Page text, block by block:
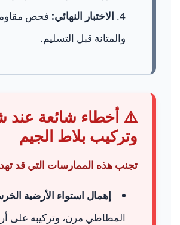
الاختبار النهائي: فحص
والمتانة قبل التسليم.
⚠️ أخطاء شائعة عند
وتركيب بلاط الجيم
تجنب هذه الممارسات التي قد
إهمال استواء الأرضية
المطاطي مرن، وتركيبه على